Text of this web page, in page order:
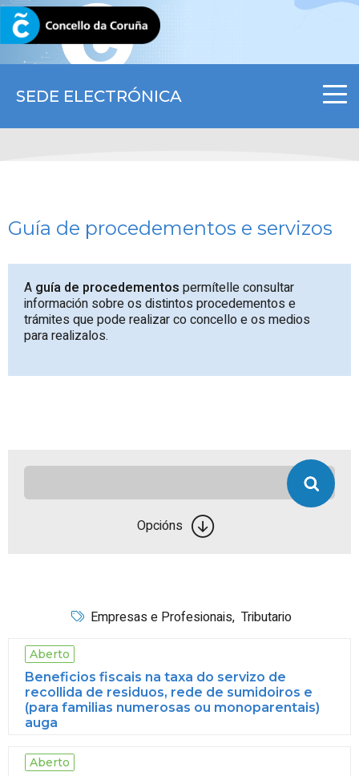
SEDE ELECTRÓNICA
CORUNA.GAL
Guía de procedementos e servizos
A guía de procedementos permítelle consultar
información sobre os distintos procedementos e
trámites que pode realizar co concello e os medios
para realizalos.
Opcións
Empresas e Profesionais, Tributario
Aberto
Beneficios fiscais na taxa do servizo de
recollida de residuos, rede de sumidoiros e
(para familias numerosas ou monoparentais)
auga
Aberto